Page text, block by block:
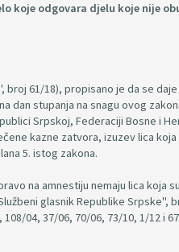
koje odgovara djelu koje nije
61/18), propisano je da se
dan stupanja na snagu ovog
Srpskoj, Federaciji Bosne i
kazne zatvora, izuzev lica
5. istog zakona.
na amnestiju nemaju lica koja
glasnik Republike Srpske",
04, 37/06, 70/06, 73/10, 1/12 i